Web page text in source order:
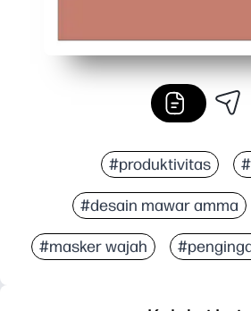
#produktivitas
#desain mawar amma
#masker wajah